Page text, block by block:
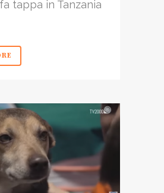
tappa in Tanzania